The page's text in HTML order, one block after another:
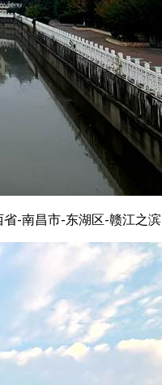
省-南昌市-东湖区-赣江之滨